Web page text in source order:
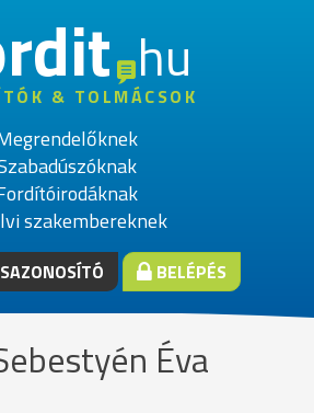
hu
& TOLMÁCSOK
szakembereknek
BELÉPÉS
Éva